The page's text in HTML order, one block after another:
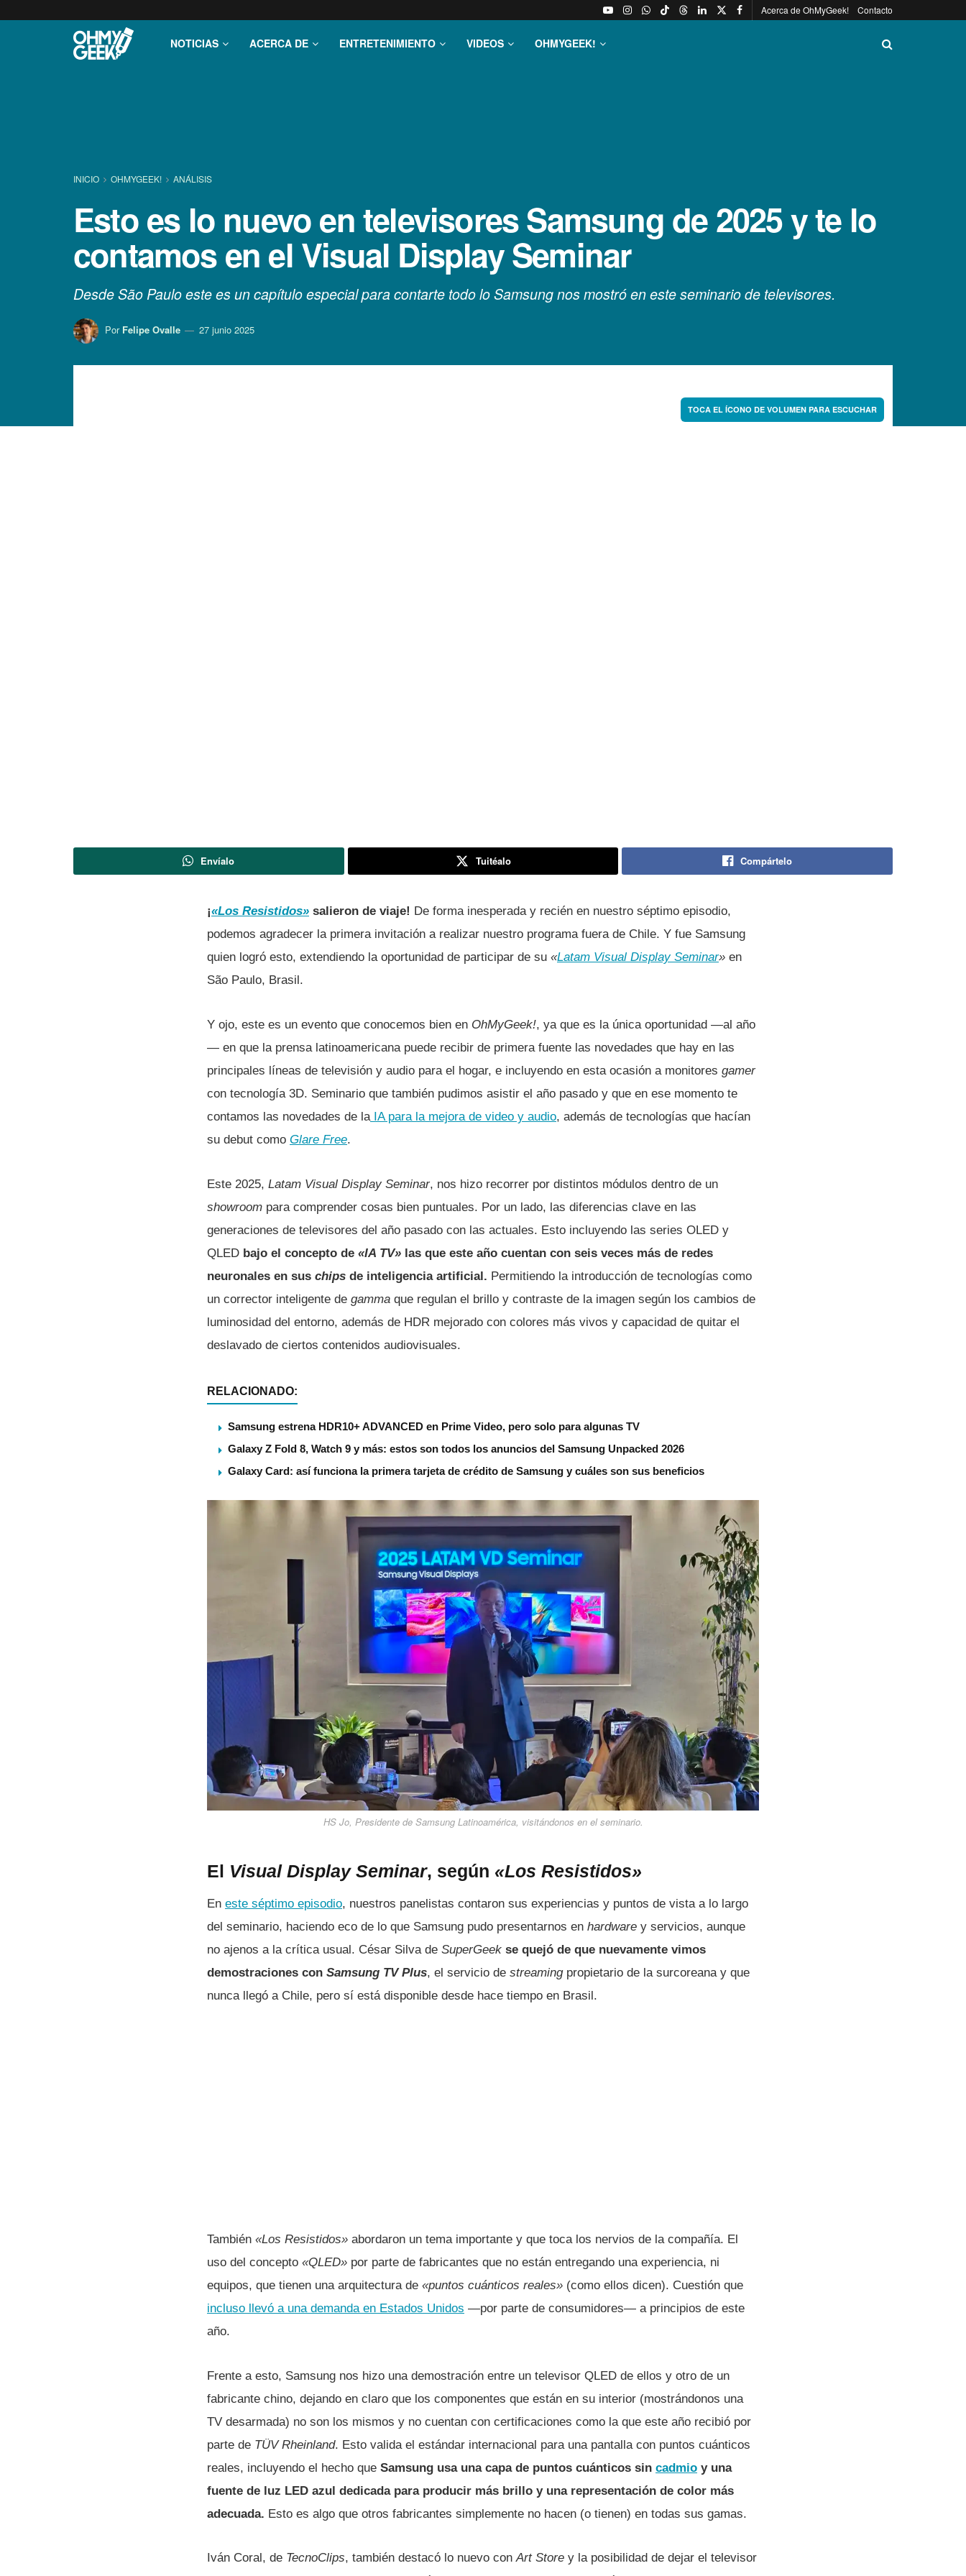
Acerca de OhMyGeek! Contacto
NOTICIAS ACERCA DE ENTRETENIMIENTO VIDEOS OHMYGEEK!
INICIO OHMYGEEK! ANÁLISIS
Esto es lo nuevo en televisores Samsung de 2025 y te lo
contamos en el Visual Display Seminar
Desde São Paulo este es un capítulo especial para contarte todo lo Samsung nos mostró en este seminario de televisores.
Por Felipe Ovalle 27 junio 2025
Envíalo Tuitéalo Compártelo
¡«Los Resistidos» salieron de viaje! De forma inesperada y recién en nuestro séptimo episodio,
podemos agradecer la primera invitación a realizar nuestro programa fuera de Chile. Y fue Samsung
quien logró esto, extendiendo la oportunidad de participar de su «Latam Visual Display Seminar» en
São Paulo, Brasil.
Y ojo, este es un evento que conocemos bien en OhMyGeek!, ya que es la única oportunidad —al año
— en que la prensa latinoamericana puede recibir de primera fuente las novedades que hay en las
principales líneas de televisión y audio para el hogar, e incluyendo en esta ocasión a monitores gamer
con tecnología 3D. Seminario que también pudimos asistir el año pasado y que en ese momento te
contamos las novedades de laIA para la mejora de video y audio, además de tecnologías que hacían
su debut como Glare Free.
Este 2025, Latam Visual Display Seminar, nos hizo recorrer por distintos módulos dentro de un
showroom para comprender cosas bien puntuales. Por un lado, las diferencias clave en las
generaciones de televisores del año pasado con las actuales. Esto incluyendo las series OLED y
QLED bajo el concepto de «IA TV» las que este año cuentan con seis veces más de redes
neuronales en sus chips de inteligencia artificial. Permitiendo la introducción de tecnologías como
un corrector inteligente de gamma que regulan el brillo y contraste de la imagen según los cambios de
luminosidad del entorno, además de HDR mejorado con colores más vivos y capacidad de quitar el
deslavado de ciertos contenidos audiovisuales.
RELACIONADO:
Samsung estrena HDR10+ ADVANCED en Prime Video, pero solo para algunas TV
Galaxy Z Fold 8, Watch 9 y más: estos son todos los anuncios del Samsung Unpacked 2026
Galaxy Card: así funciona la primera tarjeta de crédito de Samsung y cuáles son sus beneficios
HS Jo, Presidente de Samsung Latinoamérica, visitándonos en el seminario.
El Visual Display Seminar, según «Los Resistidos»
En este séptimo episodio, nuestros panelistas contaron sus experiencias y puntos de vista a lo largo
del seminario, haciendo eco de lo que Samsung pudo presentarnos en hardware y servicios, aunque
no ajenos a la crítica usual. César Silva de SuperGeek se quejó de que nuevamente vimos
demostraciones con Samsung TV Plus, el servicio de streamingpropietario de la surcoreana y que
nunca llegó a Chile, pero sí está disponible desde hace tiempo en Brasil.
También «Los Resistidos» abordaron un tema importante y que toca los nervios de la compañía. El
uso del concepto «QLED» por parte de fabricantes que no están entregando una experiencia, ni
equipos, que tienen una arquitectura de «puntos cuánticos reales» (como ellos dicen). Cuestión que
incluso llevó a una demanda en Estados Unidos —por parte de consumidores— a principios de este
año.
Frente a esto, Samsung nos hizo una demostración entre un televisor QLED de ellos y otro de un
fabricante chino, dejando en claro que los componentes que están en su interior (mostrándonos una
TV desarmada) no son los mismos y no cuentan con certificaciones como la que este año recibió por
parte de TÜV Rheinland. Esto valida el estándar internacional para una pantalla con puntos cuánticos
reales, incluyendo el hecho que Samsung usa una capa de puntos cuánticos sin cadmio y una
fuente de luz LED azul dedicada para producir más brillo y una representación de color más
adecuada. Esto es algo que otros fabricantes simplemente no hacen (o tienen) en todas sus gamas.
Iván Coral, de TecnoClips, también destacó lo nuevo conArt Store y la posibilidad de dejar el televisor